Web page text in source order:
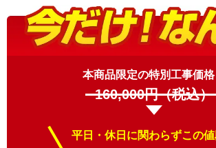
本商品限定の特別工事価格
160,000円（税込）
平日・休日に関わらずこの値